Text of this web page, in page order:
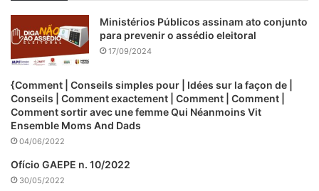
Ministérios Públicos assinam ato conjunto
para prevenir o assédio eleitoral
17/09/2024
{Comment | Conseils simples pour | Idées sur la façon de |
Conseils | Comment exactement | Comment | Comment |
Comment sortir avec une femme Qui Néanmoins Vit
Ensemble Moms And Dads
04/06/2022
Ofício GAEPE n. 10/2022
30/05/2022